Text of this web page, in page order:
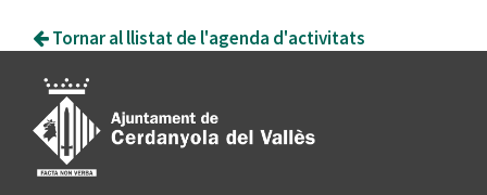
Tornar al llistat de l'agenda d'activitats